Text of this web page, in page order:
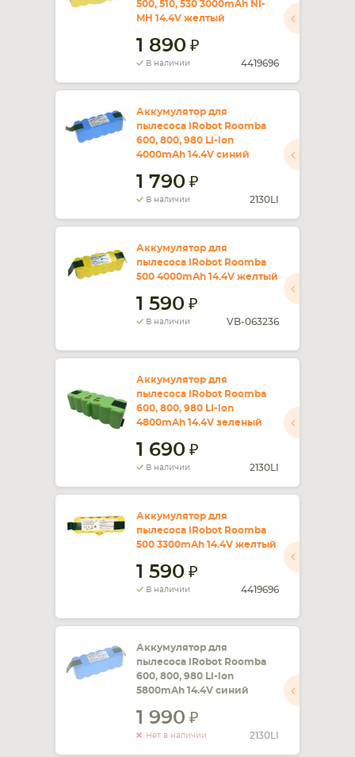
500, 510, 530 3000mAh NI-
MH 14.4V желтый
1 890
В наличии 4419696
Аккумулятор для
пылесоса iRobot Roomba
600, 800, 980 Li-ion
4000mAh 14.4V синий
1 790
В наличии 2130LI
Аккумулятор для
пылесоса iRobot Roomba
500 4000mAh 14.4V желтый
1 590
В наличии VB-063236
Аккумулятор для
пылесоса iRobot Roomba
600, 800, 980 Li-ion
4800mAh 14.4V зеленый
1 690
В наличии 2130LI
Аккумулятор для
пылесоса iRobot Roomba
500 3300mAh 14.4V желтый
1 590
В наличии 4419696
Аккумулятор для
пылесоса iRobot Roomba
600, 800, 980 Li-ion
5800mAh 14.4V синий
1 990
Нет в наличии 2130LI